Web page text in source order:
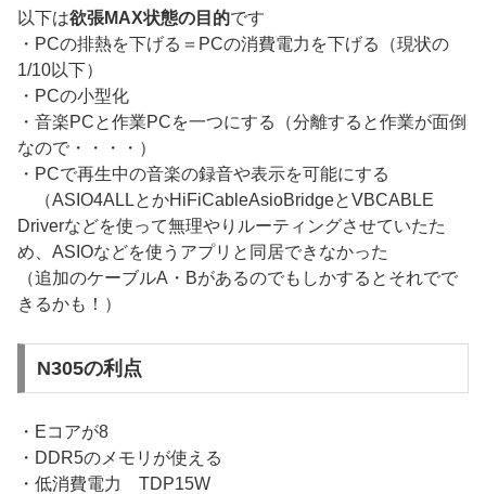
以下は欲張MAX状態の目的です
・PCの排熱を下げる＝PCの消費電力を下げる（現状の
1/10以下）
・PCの小型化
・音楽PCと作業PCを一つにする（分離すると作業が面倒
なので・・・・）
・PCで再生中の音楽の録音や表示を可能にする
（ASIO4ALLとかHiFiCableAsioBridgeとVBCABLE
Driverなどを使って無理やりルーティングさせていたた
め、ASIOなどを使うアプリと同居できなかった
（追加のケーブルA・Bがあるのでもしかするとそれでで
きるかも！）
N305の利点
・Eコアが8
・DDR5のメモリが使える
・低消費電力 TDP15W